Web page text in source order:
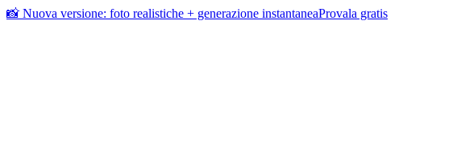
📸 Nuova versione: foto realistiche + generazione instantaneaProvala gratis